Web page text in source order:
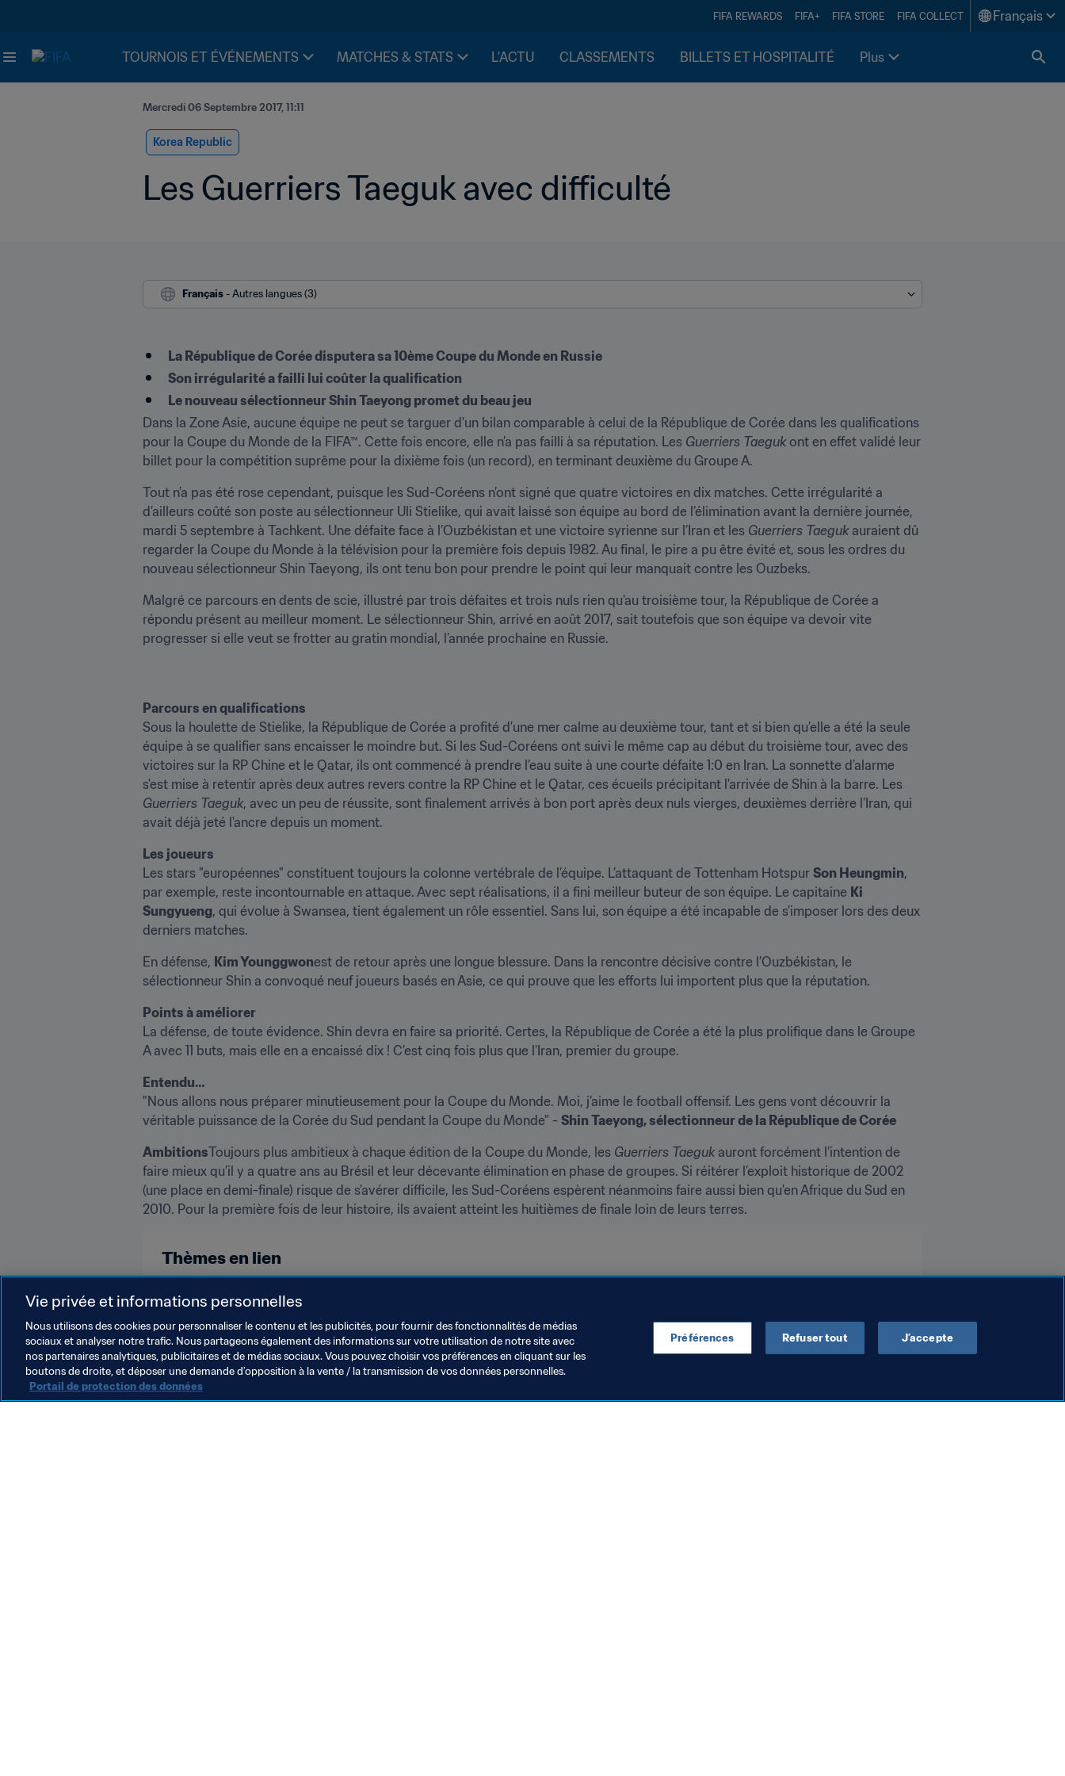
FIFA REWARDS FIFA+ FIFA STORE FIFA COLLECT Français
TOURNOIS ET ÉVÉNEMENTS MATCHES & STATS L'ACTU CLASSEMENTS BILLETS ET HOSPITALITÉ Plus
Mercredi 06 Septembre 2017, 11:11
Korea Republic
Les Guerriers Taeguk avec difficulté
Français - Autres langues (3)
La République de Corée disputera sa 10ème Coupe du Monde en Russie
Son irrégularité a failli lui coûter la qualification
Le nouveau sélectionneur Shin Taeyong promet du beau jeu
Dans la Zone Asie, aucune équipe ne peut se targuer d'un bilan comparable à celui de la République de Corée dans les qualifications
pour la Coupe du Monde de la FIFA™. Cette fois encore, elle n’a pas failli à sa réputation. Les Guerriers Taeguk ont en effet validé leur
billet pour la compétition suprême pour la dixième fois (un record), en terminant deuxième du Groupe A.
Tout n’a pas été rose cependant, puisque les Sud-Coréens n’ont signé que quatre victoires en dix matches. Cette irrégularité a
d’ailleurs coûté son poste au sélectionneur Uli Stielike, qui avait laissé son équipe au bord de l’élimination avant la dernière journée,
mardi 5 septembre à Tachkent. Une défaite face à l’Ouzbékistan et une victoire syrienne sur l’Iran et les Guerriers Taeguk auraient dû
regarder la Coupe du Monde à la télévision pour la première fois depuis 1982. Au final, le pire a pu être évité et, sous les ordres du
nouveau sélectionneur Shin Taeyong, ils ont tenu bon pour prendre le point qui leur manquait contre les Ouzbeks.
Malgré ce parcours en dents de scie, illustré par trois défaites et trois nuls rien qu'au troisième tour, la République de Corée a
répondu présent au meilleur moment. Le sélectionneur Shin, arrivé en août 2017, sait toutefois que son équipe va devoir vite
progresser si elle veut se frotter au gratin mondial, l’année prochaine en Russie.
Parcours en qualifications
Sous la houlette de Stielike, la République de Corée a profité d’une mer calme au deuxième tour, tant et si bien qu’elle a été la seule
équipe à se qualifier sans encaisser le moindre but. Si les Sud-Coréens ont suivi le même cap au début du troisième tour, avec des
victoires sur la RP Chine et le Qatar, ils ont commencé à prendre l’eau suite à une courte défaite 1:0 en Iran. La sonnette d’alarme
Guerriers Taeguk, avec un peu de réussite, sont finalement arrivés à bon port après deux nuls vierges, deuxièmes derrière l’Iran, qui
avait déjà jeté l'ancre depuis un moment.
Les joueurs
Les stars "européennes" constituent toujours la colonne vertébrale de l’équipe. L’attaquant de Tottenham Hotspur Son Heungmin,
par exemple, reste incontournable en attaque. Avec sept réalisations, il a fini meilleur buteur de son équipe. Le capitaine Ki
Sungyueng, qui évolue à Swansea, tient également un rôle essentiel. Sans lui, son équipe a été incapable de s’imposer lors des deux
derniers matches.
En défense, Kim Younggwonest de retour après une longue blessure. Dans la rencontre décisive contre l’Ouzbékistan, le
sélectionneur Shin a convoqué neuf joueurs basés en Asie, ce qui prouve que les efforts lui importent plus que la réputation.
Points à améliorer
La défense, de toute évidence. Shin devra en faire sa priorité. Certes, la République de Corée a été la plus prolifique dans le Groupe
A avec 11 buts, mais elle en a encaissé dix ! C’est cinq fois plus que l’Iran, premier du groupe.
Entendu…
"Nous allons nous préparer minutieusement pour la Coupe du Monde. Moi, j’aime le football offensif. Les gens vont découvrir la
véritable puissance de la Corée du Sud pendant la Coupe du Monde" - Shin Taeyong, sélectionneur de la République de Corée
AmbitionsToujours plus ambitieux à chaque édition de la Coupe du Monde, les Guerriers Taeguk auront forcément l’intention de
faire mieux qu’il y a quatre ans au Brésil et leur décevante élimination en phase de groupes. Si réitérer l’exploit historique de 2002
(une place en demi-finale) risque de s'avérer difficile, les Sud-Coréens espèrent néanmoins faire aussi bien qu'en Afrique du Sud en
2010. Pour la première fois de leur histoire, ils avaient atteint les huitièmes de finale loin de leurs terres.
Thèmes en lien
Korea Republic AFC
Vie privée et informations personnelles
Nous utilisons des cookies pour personnaliser le contenu et les publicités, pour fournir des fonctionnalités de médias
sociaux et analyser notre trafic. Nous partageons également des informations sur votre utilisation de notre site avec
nos partenaires analytiques, publicitaires et de médias sociaux. Vous pouvez choisir vos préférences en cliquant sur les
boutons de droite, et déposer une demande d’opposition à la vente / la transmission de vos données personnelles.
Portail de protection des données
Préférences Refuser tout J’accepte